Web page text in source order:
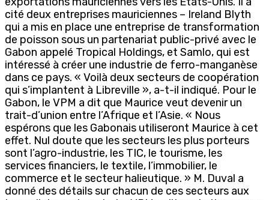
cité deux entreprises mauriciennes – Ireland Blyth
qui a mis en place une entreprise de transformation
de poisson sous un partenariat public-privé avec le
Gabon appelé Tropical Holdings, et Samlo, qui est
intéressé à créer une industrie de ferro-manganèse
dans ce pays. « Voilà deux secteurs de coopération
qui s’implantent à Libreville », a-t-il indiqué. Pour le
Gabon, le VPM a dit que Maurice veut devenir un
trait-d’union entre l’Afrique et l’Asie. « Nous
espérons que les Gabonais utiliseront Maurice à cet
effet. Nul doute que les secteurs les plus porteurs
sont l’agro-industrie, les TIC, le tourisme, les
services financiers, le textile, l’immobilier, le
commerce et le secteur halieutique. » M. Duval a
donné des détails sur chacun de ces secteurs aux